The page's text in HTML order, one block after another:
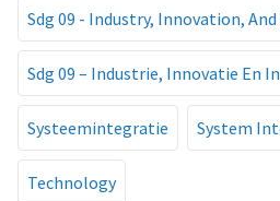
Sdg 09 - Industry, Innovation,
Sdg 09 – Industrie, Innovatie En
Systeemintegratie System
Technology